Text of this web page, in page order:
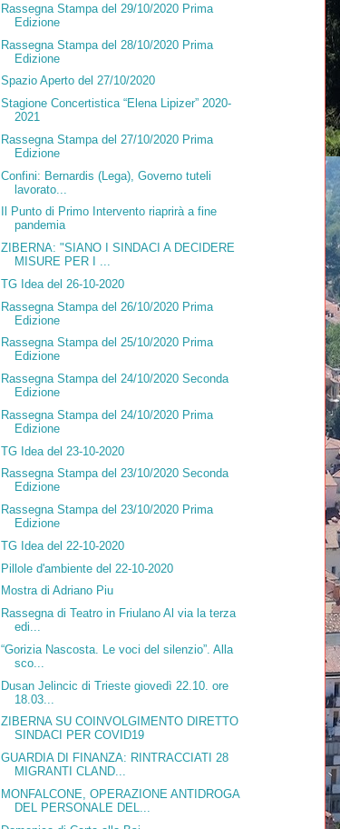
Rassegna Stampa del 29/10/2020 Prima
Edizione
Rassegna Stampa del 28/10/2020 Prima
Edizione
Spazio Aperto del 27/10/2020
Stagione Concertistica “Elena Lipizer” 2020-
2021
Rassegna Stampa del 27/10/2020 Prima
Edizione
Confini: Bernardis (Lega), Governo tuteli
lavorato...
Il Punto di Primo Intervento riaprirà a fine
pandemia
ZIBERNA: "SIANO I SINDACI A DECIDERE
MISURE PER I ...
TG Idea del 26-10-2020
Rassegna Stampa del 26/10/2020 Prima
Edizione
Rassegna Stampa del 25/10/2020 Prima
Edizione
Rassegna Stampa del 24/10/2020 Seconda
Edizione
Rassegna Stampa del 24/10/2020 Prima
Edizione
TG Idea del 23-10-2020
Rassegna Stampa del 23/10/2020 Seconda
Edizione
Rassegna Stampa del 23/10/2020 Prima
Edizione
TG Idea del 22-10-2020
Pillole d'ambiente del 22-10-2020
Mostra di Adriano Piu
Rassegna di Teatro in Friulano Al via la terza
edi...
“Gorizia Nascosta. Le voci del silenzio”. Alla
sco...
Dusan Jelincic di Trieste giovedì 22.10. ore
18.03...
ZIBERNA SU COINVOLGIMENTO DIRETTO
SINDACI PER COVID19
GUARDIA DI FINANZA: RINTRACCIATI 28
MIGRANTI CLAND...
MONFALCONE, OPERAZIONE ANTIDROGA
DEL PERSONALE DEL...